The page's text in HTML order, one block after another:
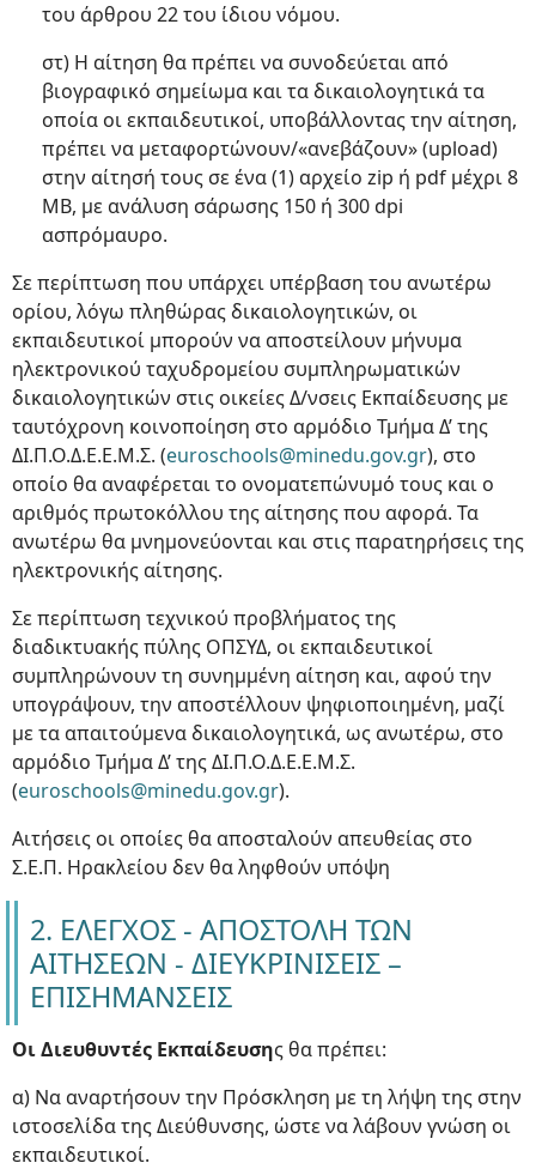
του άρθρου 22 του ίδιου νόμου.
στ) Η αίτηση θα πρέπει να συνοδεύεται από
βιογραφικό σημείωμα και τα δικαιολογητικά τα
οποία οι εκπαιδευτικοί, υποβάλλοντας την αίτηση,
πρέπει να μεταφορτώνουν/«ανεβάζουν» (upload)
στην αίτησή τους σε ένα (1) αρχείο zip ή pdf μέχρι 8
ΜΒ, με ανάλυση σάρωσης 150 ή 300 dpi
ασπρόμαυρο.
Σε περίπτωση που υπάρχει υπέρβαση του ανωτέρω
ορίου, λόγω πληθώρας δικαιολογητικών, οι
εκπαιδευτικοί μπορούν να αποστείλουν μήνυμα
ηλεκτρονικού ταχυδρομείου συμπληρωματικών
δικαιολογητικών στις οικείες Δ/νσεις Εκπαίδευσης με
ταυτόχρονη κοινοποίηση στο αρμόδιο Τμήμα Δ’ της
ΔΙ.Π.Ο.Δ.Ε.Ε.Μ.Σ. (euroschools@minedu.gov.gr), στο
οποίο θα αναφέρεται το ονοματεπώνυμό τους και ο
αριθμός πρωτοκόλλου της αίτησης που αφορά. Τα
ανωτέρω θα μνημονεύονται και στις παρατηρήσεις της
ηλεκτρονικής αίτησης.
Σε περίπτωση τεχνικού προβλήματος της
διαδικτυακής πύλης ΟΠΣΥΔ, οι εκπαιδευτικοί
συμπληρώνουν τη συνημμένη αίτηση και, αφού την
υπογράψουν, την αποστέλλουν ψηφιοποιημένη, μαζί
με τα απαιτούμενα δικαιολογητικά, ως ανωτέρω, στο
αρμόδιο Τμήμα Δ’ της ΔΙ.Π.Ο.Δ.Ε.Ε.Μ.Σ.
(euroschools@minedu.gov.gr).
Αιτήσεις οι οποίες θα αποσταλούν απευθείας στο
Σ.Ε.Π. Ηρακλείου δεν θα ληφθούν υπόψη
2. ΕΛΕΓΧΟΣ - ΑΠΟΣΤΟΛΗ ΤΩΝ
ΑΙΤΗΣΕΩΝ - ΔΙΕΥΚΡΙΝΙΣΕΙΣ –
ΕΠΙΣΗΜΑΝΣΕΙΣ
Οι Διευθυντές Εκπαίδευσης θα πρέπει:
α) Να αναρτήσουν την Πρόσκληση με τη λήψη της στην
ιστοσελίδα της Διεύθυνσης, ώστε να λάβουν γνώση οι
εκπαιδευτικοί.